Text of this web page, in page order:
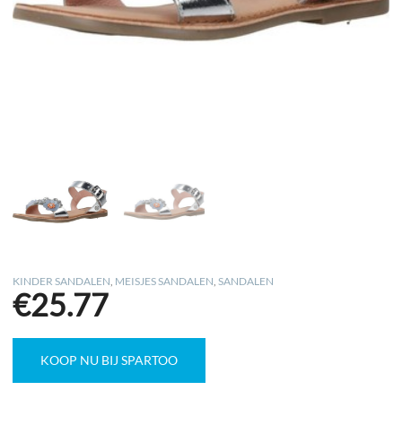
KINDER SANDALEN MEISJES SANDALEN ,SANDALEN
€25.77
KOOP NU BIJ SPARTOO